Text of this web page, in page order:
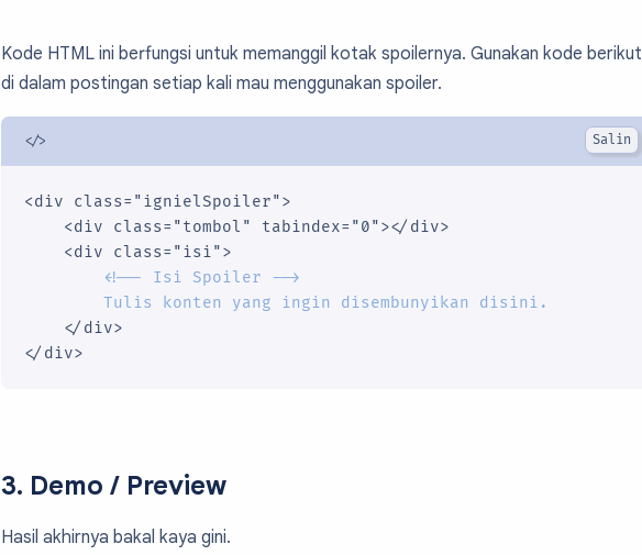
Kode HTML ini berfungsi untuk memanggil kotak spoilernya. Gunakan kode berikut
di dalam postingan setiap kali mau menggunakan spoiler.
<div class="ignielSpoiler">
    <div class="tombol" tabindex="0"></div>
    <div class="isi">
<!-- Isi Spoiler -->
        Tulis konten yang ingin disembunyikan disini.
    </div>
</div>
3. Demo / Preview
Hasil akhirnya bakal kaya gini.